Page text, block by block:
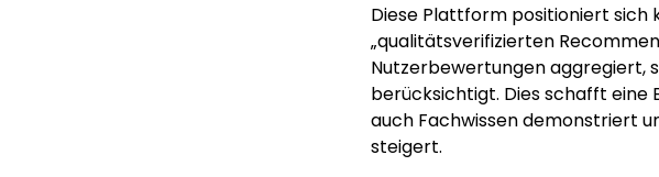
Diese Plattform positioniert sich
„qualitätsverifizierten
Nutzerbewertungen aggregiert,
berücksichtigt. Dies schafft eine
auch Fachwissen demonstriert
steigert.